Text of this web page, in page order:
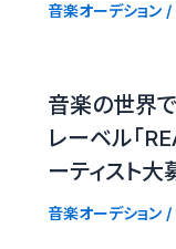
音楽オーデション/
音楽の世界
レーベル「
ーティスト大
音楽オーデション/